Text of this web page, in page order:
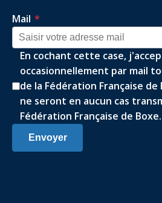
Mail *
En cochant cette case,
occasionnellement par mail
de la Fédération Française de
ne seront en aucun cas
Fédération Française de Boxe.
Envoyer